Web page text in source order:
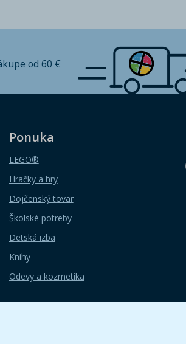
od 60 €
Ponuka
LEGO®
Hračky a hry
Dojčenský tovar
Školské potreby
Detská izba
Knihy
Odevy a kozmetika